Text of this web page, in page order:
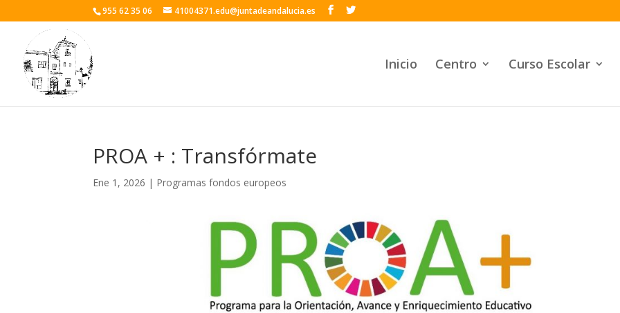
955 62 35 06 41004371.edu@juntadeandalucia.es
Inicio Centro Curso Escolar
PROA + : Transfórmate
Ene 1, 2026 | Programas fondos europeos